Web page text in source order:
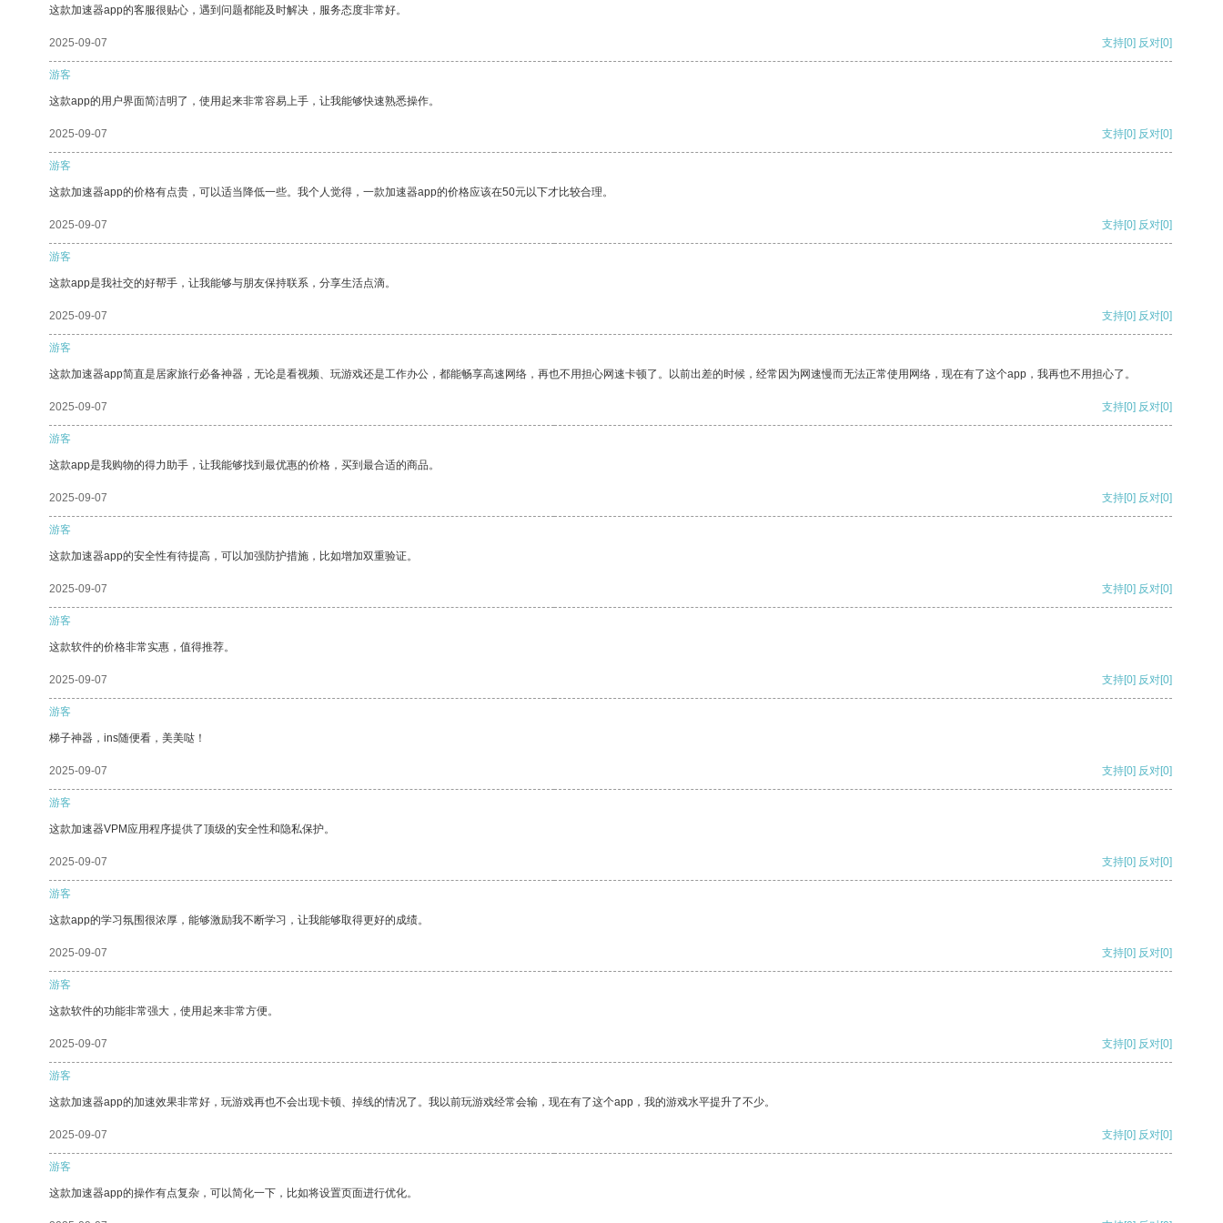
这款加速器app的客服很贴心，遇到问题都能及时解决，服务态度非常好。
2025-09-07 支持[0] 反对[0]
游客
这款app的用户界面简洁明了，使用起来非常容易上手，让我能够快速熟悉操作。
2025-09-07 支持[0] 反对[0]
游客
这款加速器app的价格有点贵，可以适当降低一些。我个人觉得，一款加速器app的价格应该在50元以下才比较合理。
2025-09-07 支持[0] 反对[0]
游客
这款app是我社交的好帮手，让我能够与朋友保持联系，分享生活点滴。
2025-09-07 支持[0] 反对[0]
游客
这款加速器app简直是居家旅行必备神器，无论是看视频、玩游戏还是工作办公，都能畅享高速网络，再也不用担心网速卡顿了。以前出差的时候，经常因为网速慢而无法正常使用网络，现在有了这个app，我再也不用担心了。
2025-09-07 支持[0] 反对[0]
游客
这款app是我购物的得力助手，让我能够找到最优惠的价格，买到最合适的商品。
2025-09-07 支持[0] 反对[0]
游客
这款加速器app的安全性有待提高，可以加强防护措施，比如增加双重验证。
2025-09-07 支持[0] 反对[0]
游客
这款软件的价格非常实惠，值得推荐。
2025-09-07 支持[0] 反对[0]
游客
梯子神器，ins随便看，美美哒！
2025-09-07 支持[0] 反对[0]
游客
这款加速器VPM应用程序提供了顶级的安全性和隐私保护。
2025-09-07 支持[0] 反对[0]
游客
这款app的学习氛围很浓厚，能够激励我不断学习，让我能够取得更好的成绩。
2025-09-07 支持[0] 反对[0]
游客
这款软件的功能非常强大，使用起来非常方便。
2025-09-07 支持[0] 反对[0]
游客
这款加速器app的加速效果非常好，玩游戏再也不会出现卡顿、掉线的情况了。我以前玩游戏经常会输，现在有了这个app，我的游戏水平提升了不少。
2025-09-07 支持[0] 反对[0]
游客
这款加速器app的操作有点复杂，可以简化一下，比如将设置页面进行优化。